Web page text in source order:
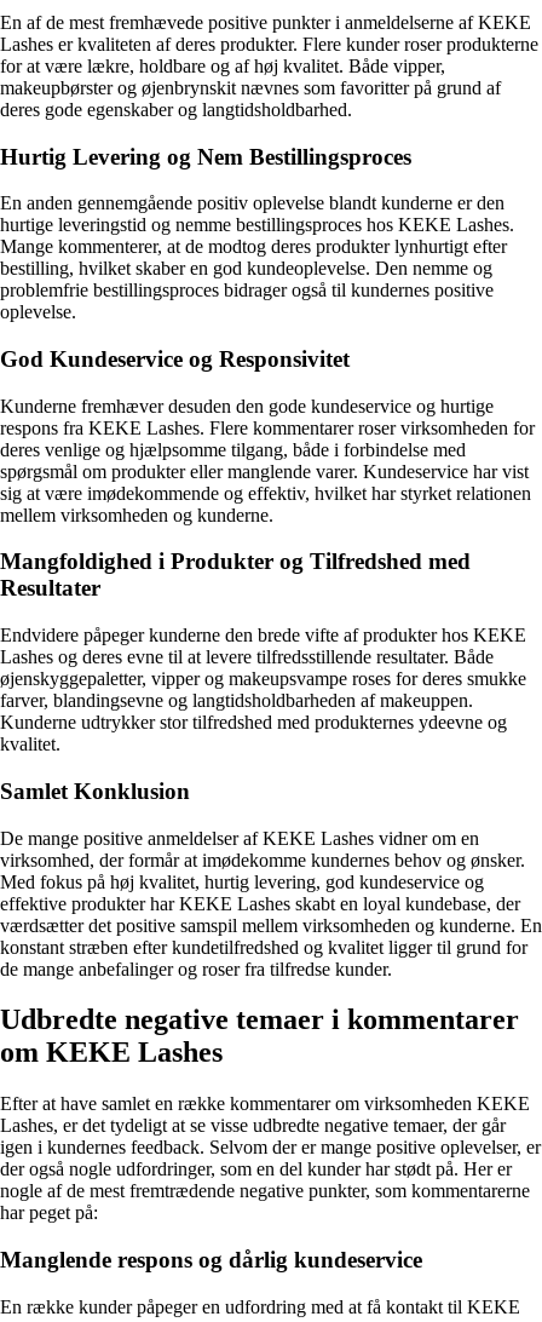
En af de mest fremhævede positive punkter i anmeldelserne af KEKE
Lashes er kvaliteten af deres produkter. Flere kunder roser produkterne
for at være lækre, holdbare og af høj kvalitet. Både vipper,
makeupbørster og øjenbrynskit nævnes som favoritter på grund af
deres gode egenskaber og langtidsholdbarhed.
Hurtig Levering og Nem Bestillingsproces
En anden gennemgående positiv oplevelse blandt kunderne er den
hurtige leveringstid og nemme bestillingsproces hos KEKE Lashes.
Mange kommenterer, at de modtog deres produkter lynhurtigt efter
bestilling, hvilket skaber en god kundeoplevelse. Den nemme og
problemfrie bestillingsproces bidrager også til kundernes positive
oplevelse.
God Kundeservice og Responsivitet
Kunderne fremhæver desuden den gode kundeservice og hurtige
respons fra KEKE Lashes. Flere kommentarer roser virksomheden for
deres venlige og hjælpsomme tilgang, både i forbindelse med
spørgsmål om produkter eller manglende varer. Kundeservice har vist
sig at være imødekommende og effektiv, hvilket har styrket relationen
mellem virksomheden og kunderne.
Mangfoldighed i Produkter og Tilfredshed med
Resultater
Endvidere påpeger kunderne den brede vifte af produkter hos KEKE
Lashes og deres evne til at levere tilfredsstillende resultater. Både
øjenskyggepaletter, vipper og makeupsvampe roses for deres smukke
farver, blandingsevne og langtidsholdbarheden af makeuppen.
Kunderne udtrykker stor tilfredshed med produkternes ydeevne og
kvalitet.
Samlet Konklusion
De mange positive anmeldelser af KEKE Lashes vidner om en
virksomhed, der formår at imødekomme kundernes behov og ønsker.
Med fokus på høj kvalitet, hurtig levering, god kundeservice og
effektive produkter har KEKE Lashes skabt en loyal kundebase, der
værdsætter det positive samspil mellem virksomheden og kunderne. En
konstant stræben efter kundetilfredshed og kvalitet ligger til grund for
de mange anbefalinger og roser fra tilfredse kunder.
Udbredte negative temaer i kommentarer
om KEKE Lashes
Efter at have samlet en række kommentarer om virksomheden KEKE
Lashes, er det tydeligt at se visse udbredte negative temaer, der går
igen i kundernes feedback. Selvom der er mange positive oplevelser, er
der også nogle udfordringer, som en del kunder har stødt på. Her er
nogle af de mest fremtrædende negative punkter, som kommentarerne
har peget på:
Manglende respons og dårlig kundeservice
En række kunder påpeger en udfordring med at få kontakt til KEKE